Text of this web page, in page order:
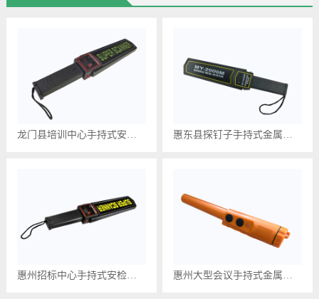
龙门县培训中心手持式安检仪LYS-601 惠东县探钉子手持式金属探测器MD-5180
惠州招标中心手持式安检仪LY-K366 惠州大型会议手持式金属探测器LYS-160